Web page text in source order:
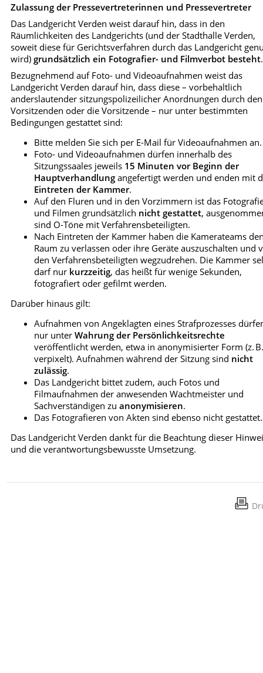
Zulassung der Pressevertreterinnen und Pressevertreter
Das Landgericht Verden weist darauf hin, dass in den
Räumlichkeiten des Landgerichts (und der Stadthalle Verden,
soweit diese für Gerichtsverfahren durch das Landgericht
wird)grundsätzlich ein Fotografier- und Filmverbot besteht.
Bezugnehmend auf Foto- und Videoaufnahmen weist das
Landgericht Verden darauf hin, dass diese – vorbehaltlich
anderslautender sitzungspolizeilicher Anordnungen durch den
Vorsitzenden oder die Vorsitzende – nur unter bestimmten
Bedingungen gestattet sind:
Bitte melden Sie sich per E-Mail für Videoaufnahmen an.
Foto- und Videoaufnahmen dürfen innerhalb des
Sitzungssaales jeweils 15 Minuten vor Beginn der
Hauptverhandlung angefertigt werden und enden mit
Eintreten der Kammer.
Auf den Fluren und in den Vorzimmern ist das
und Filmen grundsätzlich nicht gestattet,
sind O-Töne mit Verfahrensbeteiligten.
Nach Eintreten der Kammer haben die Kamerateams
Raum zu verlassen oder ihre Geräte auszuschalten und
den Verfahrensbeteiligten wegzudrehen. Die Kammer
darf nur kurzzeitig, das heißt für wenige Sekunden,
fotografiert oder gefilmt werden.
Darüber hinaus gilt:
Aufnahmen von Angeklagten eines Strafprozesses
nur unterWahrung der Persönlichkeitsrechte
veröffentlicht werden, etwa in anonymisierter Form (z.
verpixelt). Aufnahmen während der Sitzung sind nicht
zulässig.
Das Landgericht bittet zudem, auch Fotos und
Filmaufnahmen der anwesenden Wachtmeister und
Sachverständigen zuanonymisieren.
Das Fotografieren von Akten sind ebenso nicht gestattet.
Das Landgericht Verden dankt für die Beachtung dieser
und die verantwortungsbewusste Umsetzung.